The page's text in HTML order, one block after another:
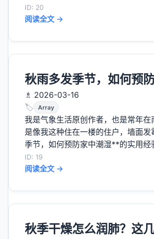
ID: 20
阅读全文 →
秋雨多发季节，如何预
♗ 2026-03-16
🏷️
Array
我是气象生活原创作者，也是常年
是像我这种住在一楼的住户，墙面
季节，如何预防家中潮湿**的实用
ID: 19
阅读全文 →
秋季干燥怎么润肺？这